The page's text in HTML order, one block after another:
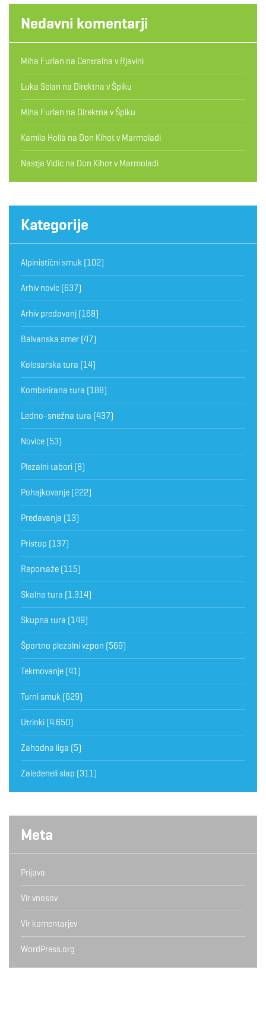
Nedavni komentarji
Miha Furlan na Centralna v Rjavini
Luka Selan na Direktna v Špiku
Miha Furlan na Direktna v Špiku
Kamila Hollá na Don Kihot v Marmoladi
Nastja Vidic na Don Kihot v Marmoladi
Kategorije
Alpinistični smuk (102)
Arhiv novic (637)
Arhiv predavanj (168)
Balvanska smer (47)
Kolesarska tura (14)
Kombinirana tura (188)
Ledno-snežna tura (437)
Novice (53)
Plezalni tabori (8)
Pohajkovanje (222)
Predavanja (13)
Pristop (137)
Reportaže (115)
Skalna tura (1.314)
Skupna tura (149)
Športno plezalni vzpon (569)
Tekmovanje (41)
Turni smuk (629)
Utrinki (4.650)
Zahodna liga (5)
Zaledeneli slap (311)
Meta
Prijava
Vir vnosov
Vir komentarjev
WordPress.org